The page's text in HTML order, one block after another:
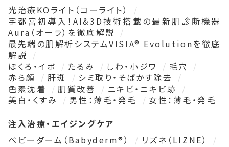
光治療KOライト（コーライト）
宇都宮初導入！AI&3D技術搭載の最新肌診断機器
Aura（オーラ）を徹底解説
最先端の肌解析システムVISIA® Evolutionを徹底
解説
ほくろ・イボ
たるみ しわ・小ジワ
毛穴
赤ら顔
肝斑
シミ取り・そばかす除去
色素沈着
肌質改善
ニキビ・ニキビ跡
美白・くすみ
男性：薄毛・発毛
女性：薄毛・発毛
注入治療・エイジングケア
ベビーダーム（Babyderm®）
リズネ（LIZNE）